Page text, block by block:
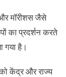
मॉरीशस जैसे
का प्रदर्शन करते
गया है।
केंद्र और राज्य